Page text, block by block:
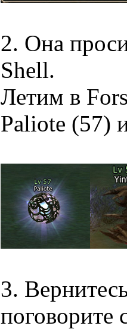
2. Она
Shell.
Летим в
Paliote (57)
3.
поговорите